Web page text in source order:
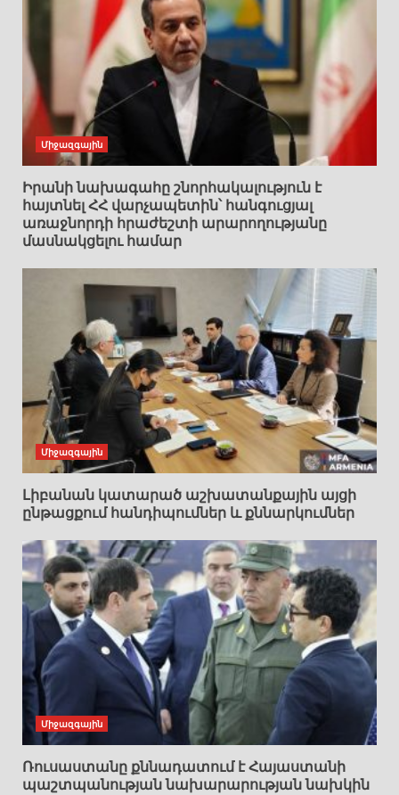
Միջազգային
Իրանի նախագահը շնորհակալություն է
հայտնել ՀՀ վարչապետին՝ հանգուցյալ
առաջնորդի հրաժեշտի արարողությանը
մասնակցելու համար
Միջազգային
Լիբանան կատարած աշխատանքային այցի
ընթացքում հանդիպումներ և քննարկումներ
Միջազգային
Ռուսաստանը քննադատում է Հայաստանի
պաշտպանության նախարարության նախկին